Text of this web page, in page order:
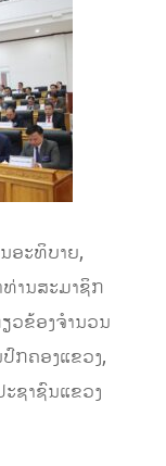
ອະທິບາຍ,
ານສະມາຊິກ
ວຂ້ອງຈຳນວນ
ກຄອງແຂວງ,
ຊາຊົນແຂວງ